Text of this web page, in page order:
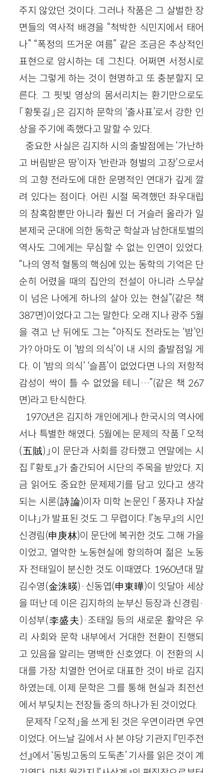
주지 않았던 것이다. 그러나 작품은 그 살벌한 장
면들의 역사적 배경을 “척박한 식민지에서 태어
나” “폭정의 뜨거운 여름” 같은 조금은 추상적인
표현으로 암시하는 데 그친다. 어쩌면 서정시로
서는 그렇게 하는 것이 현명하고 또 충분할지 모
른다. 그 핏빛 영상의 몸서리치는 환기만으로도
「황톳길」은 김지하 문학의 ‘출사표’로서 강한 인
상을 주기에 족했다고 말할 수 있다.
중요한 사실은 김지하 시의 출발점에는 ‘가난하
고 버림받은 땅’이자 ‘반란과 형벌의 고장’으로서
의 고향 전라도에 대한 운명적인 연대가 깊게 깔
려 있다는 점이다. 어린 시절 목격했던 좌우대립
의 참혹함뿐만 아니라 훨씬 더 거슬러 올라가 일
본제국 군대에 의한 동학군 학살과 남한대토벌의
역사도 그에게는 무심할 수 없는 인연이 있었다.
“나의 영적 혈통의 핵심에 있는 동학의 기억은 단
순히 어렸을 때의 집안의 전설이 아니라 스무살
이 넘은 나에게 하나의 살아 있는 현실”(같은 책
387면)이었다고 그는 말한다. 오래 지나 광주 5월
을 겪고 난 뒤에도 그는 “아직도 전라도는 ‘밤’인
가? 아마도 이 ‘밤의 의식’이 내 시의 출발점일 게
다. 이 ‘밤의 의식’ ‘슬픔’이 없었다면 나의 저항적
감성이 싹이 틀 수 없었을 테니…”(같은 책 267
면)라고 탄식한다.
1970년은 김지하 개인에게나 한국시의 역사에
서나 특별한 해였다. 5월에는 문제의 작품 「오적
(五賊)」이 문단과 사회를 강타했고 연말에는 시
집 『황토』가 출간되어 시단의 주목을 받았다. 지
금 읽어도 중요한 문제제기를 담고 있다고 생각
되는 시론(詩論)이자 미학 논문인 「풍자냐 자살
이냐」가 발표된 것도 그 무렵이다. 『농무』의 시인
신경림(申庚林)이 문단에 복귀한 것도 그해 가을
이었고, 열악한 노동현실에 항의하여 젊은 노동
자 전태일이 분신한 것도 이때였다. 1960년대 말
김수영(金洙暎)·신동엽(申東曄)이 잇달아 세상
을 떠난 데 이은 김지하의 눈부신 등장과 신경림·
이성부(李盛夫)·조태일 등의 새로운 활약은 우
리 사회와 문학 내부에서 거대한 전환이 진행되
고 있음을 알리는 명백한 신호였다. 이 전환의 시
대를 가장 치열한 언어로 대표한 것이 바로 김지
하였는데, 이제 문학은 그를 통해 현실과 최전선
에서 부딪치는 전장들 중의 하나가 된 것이었다.
문제작 「오적」을 쓰게 된 것은 우연이라면 우연
이었다. 어느날 길에서 사 본 야당 기관지 『민주전
선』에서 ‘동빙고동의 도둑촌’ 기사를 읽은 것이 계